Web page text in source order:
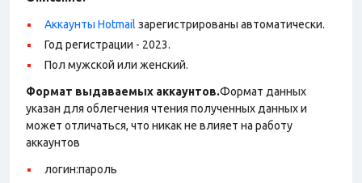
Аккаунты Hotmail зарегистрированы автоматически.
Год регистрации - 2023.
Пол мужской или женский.
Формат выдаваемых аккаунтов.Формат данных
указан для облегчения чтения полученных данных и
может отличаться, что никак не влияет на работу
аккаунтов
логин:пароль